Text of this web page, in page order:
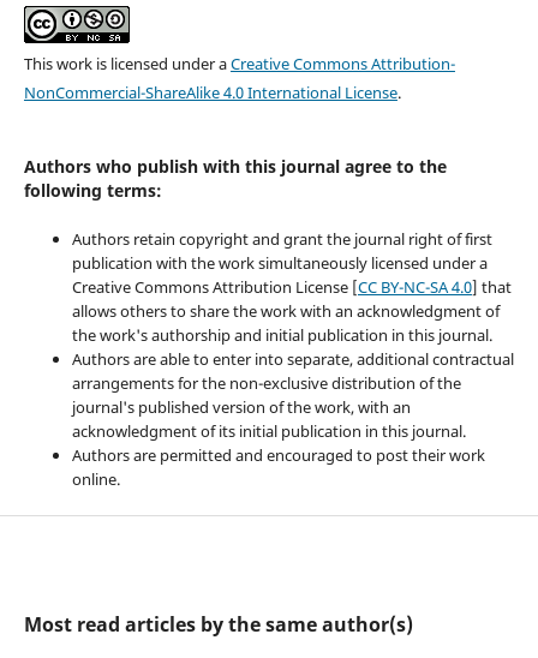
This work is licensed under aCreative Commons Attribution-
NonCommercial-ShareAlike 4.0 International License.
Authors who publish with this journal agree to the
following terms:
Authors retain copyright and grant the journal right of first
publication with the work simultaneously licensed under a
Creative Commons Attribution License [CC BY-NC-SA 4.0] that
allows others to share the work with an acknowledgment of
the work's authorship and initial publication in this journal.
Authors are able to enter into separate, additional contractual
arrangements for the non-exclusive distribution of the
journal's published version of the work, with an
acknowledgment of its initial publication in this journal.
Authors are permitted and encouraged to post their work
online.
Most read articles by the same author(s)